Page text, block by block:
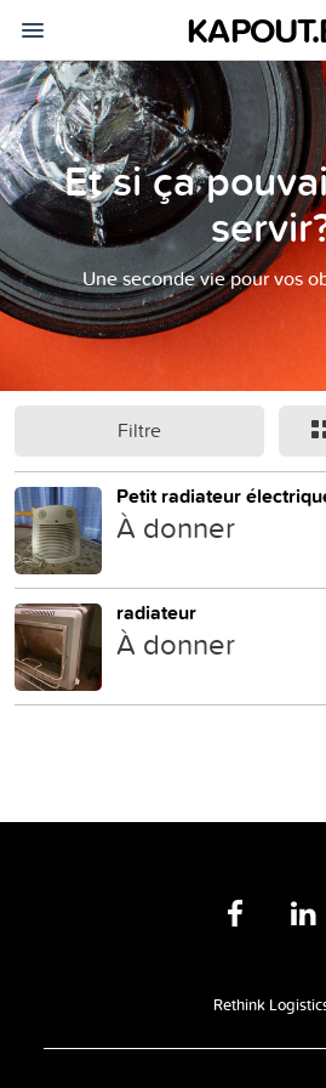
Et si ça
Une seconde vie pour vos
Filtre
Petit radiateur
À donner
radiateur
À donner
Rethink